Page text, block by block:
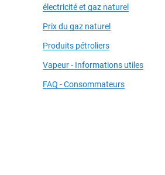
électricité et gaz naturel
Prix du gaz naturel
Produits pétroliers
Vapeur - Informations utiles
FAQ - Consommateurs